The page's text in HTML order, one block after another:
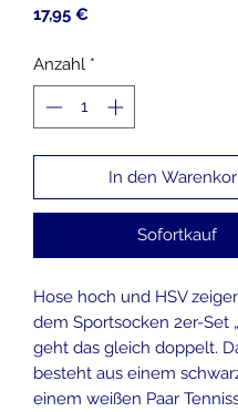
17,95 €Preis
Anzahl *
In den
Sofortkauf
Hose hoch und HSV
dem Sportsocken 2er-Set
geht das gleich doppelt.
besteht aus einem
einem weißen Paar